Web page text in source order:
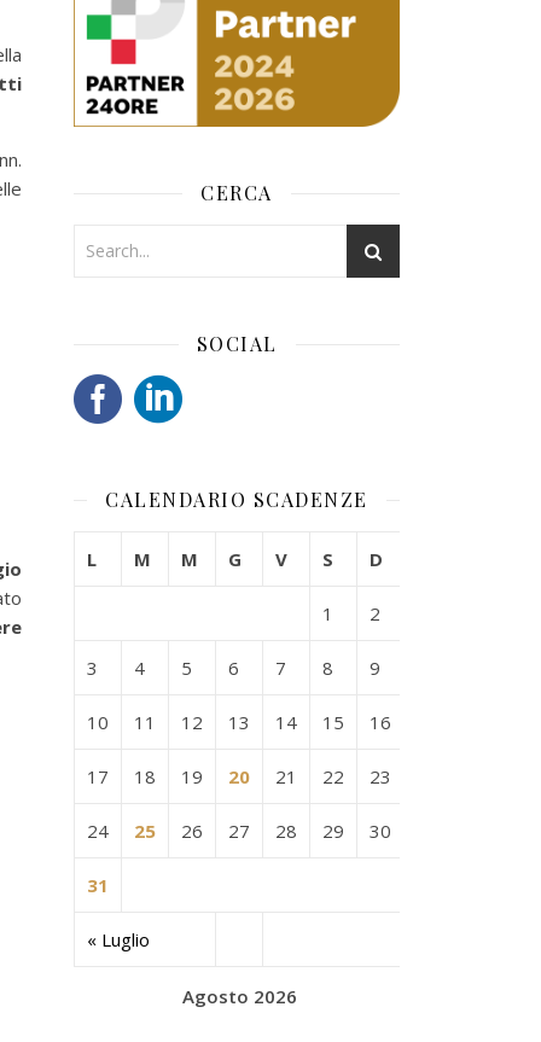
CERCA
SOCIAL
CALENDARIO SCADENZE
Agosto 2026
L M M G V S D
« Luglio
1 2
3 4 5 6 7 8 9
10 11 12 13 14 15 16
17 18 19 20 21 22 23
24 25 26 27 28 29 30
31